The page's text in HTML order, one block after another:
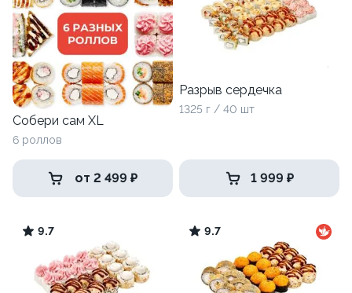
Собери сам XL
6 роллов
от 2 499 ₽
Разрыв сердечка
1325 г / 40 шт
1 999 ₽
9.7 9.7